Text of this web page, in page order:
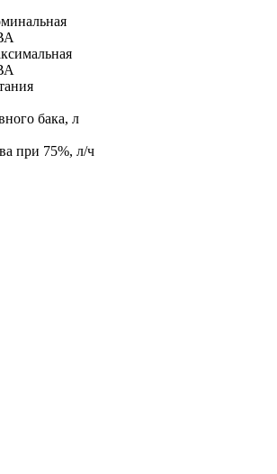
бака, л
при 75%, л/ч